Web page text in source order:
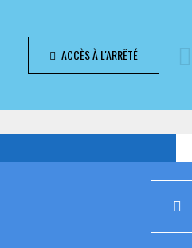
ACCÈS À L'ARRÊTÉ